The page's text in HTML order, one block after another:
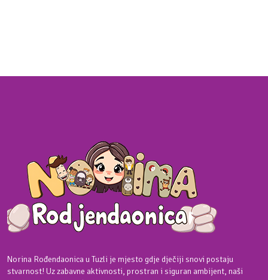
Norina Rođendaonica u Tuzli je mjesto gdje dječiji snovi postaju
stvarnost! Uz zabavne aktivnosti, prostran i siguran ambijent, naši